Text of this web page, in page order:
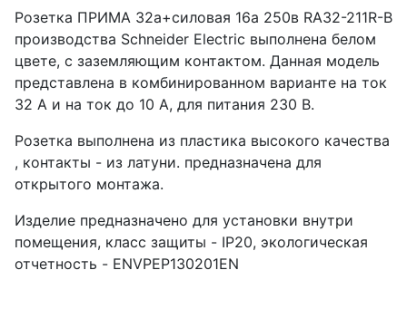
Розетка ПРИМА 32а+силовая 16а 250в RA32-211R-B
производства Schneider Electric выполнена белом
цвете, с заземляющим контактом. Данная модель
представлена в комбинированном варианте на ток
32 А и на ток до 10 А, для питания 230 В.
Розетка выполнена из пластика высокого качества
, контакты - из латуни. предназначена для
открытого монтажа.
Изделие предназначено для установки внутри
помещения, класс защиты - IP20, экологическая
отчетность - ENVPEP130201EN